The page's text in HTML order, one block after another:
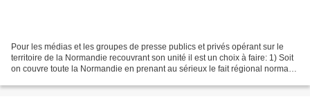
Pour les médias et les groupes de presse publics et privés opérant sur le
territoire de la Normandie recouvrant son unité il est un choix à faire: 1) Soit
on couvre toute la Normandie en prenant au sérieux le fait régional normand